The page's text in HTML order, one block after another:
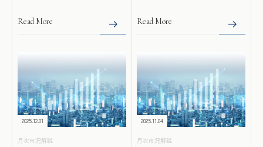
Read More Read More
2025.12.01
月次市況解説
2025.11.04
月次市況解説